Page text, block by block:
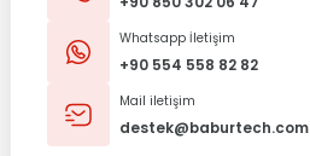
Whatsapp İletişim
+90 554 558 82 82
Mail iletişim
destek@baburtech.com